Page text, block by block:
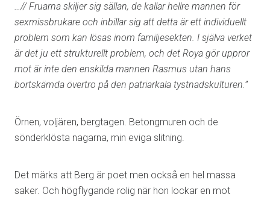
…// Fruarna skiljer sig sällan, de kallar hellre mannen för
sexmissbrukare och inbillar sig att detta är ett individuellt
problem som kan lösas inom familjesekten. I själva verket
är det ju ett strukturellt problem, och det Roya gör uppror
mot är inte den enskilda mannen Rasmus utan hans
bortskämda övertro på den patriarkala tystnadskulturen.”
Örnen, voljären, bergtagen. Betongmuren och de
sönderklösta nagarna, min eviga slitning.
Det märks att Berg är poet men också en hel massa
saker. Och högflygande rolig när hon lockar en mot